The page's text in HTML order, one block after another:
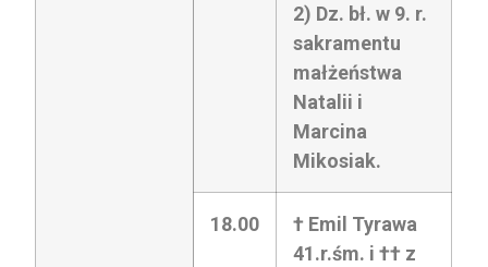
2) Dz. bł. w 9. r.
sakramentu
małżeństwa
Natalii i
Marcina
Mikosiak.
18.00
† Emil Tyrawa
41.r.śm. i †† z